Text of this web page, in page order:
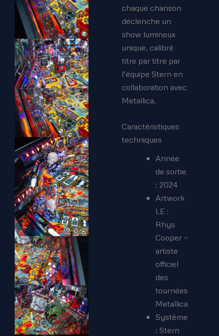
chaque chanson
déclenche un
show lumineux
unique, calibré
titre par titre par
l’équipe Stern en
collaboration avec
Metallica.
Caractéristiques
techniques
Année
de sortie
: 2024
Artwork
LE :
Rhys
Cooper —
artiste
officiel
des
tournées
Metallica
Système
: Stern